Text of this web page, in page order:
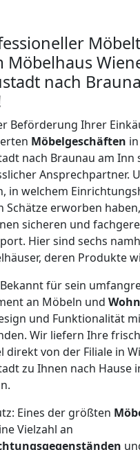
Möbelhaus
nach
Beförderung Ihrer
Möbelgeschäften
nach Braunau am Inn
Ansprechpartner.
in welchem
Schätze erworben
sicheren und
Hier sind sechs
deren Produkte
Bekannt für sein
an Möbeln und
und Funktionalität
Wir liefern Ihre
direkt von der Filiale in
zu Ihnen nach Hause
Eines der größten
Vielzahl an